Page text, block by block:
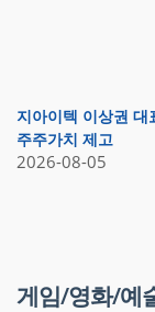
지아이텍 이상권
주주가치 제고
2026-08-05
게임/영화/예